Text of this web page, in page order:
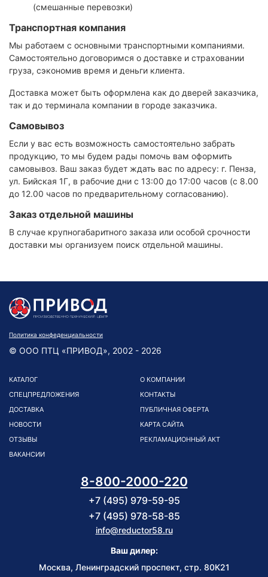
(смешанные перевозки)
Транспортная компания
Мы работаем с основными транспортными компаниями.
Самостоятельно договоримся о доставке и страховании
груза, сэкономив время и деньги клиента.
Доставка может быть оформлена как до дверей заказчика,
так и до терминала компании в городе заказчика.
Самовывоз
Если у вас есть возможность самостоятельно забрать
продукцию, то мы будем рады помочь вам оформить
самовывоз. Ваш заказ будет ждать вас по адресу: г. Пенза,
ул. Бийская 1Г, в рабочие дни с 13:00 до 17:00 часов (с 8.00
до 12.00 часов по предварительному согласованию).
Заказ отдельной машины
В случае крупногабаритного заказа или особой срочности
доставки мы организуем поиск отдельной машины.
Политика конфеденциальности
© ООО ПТЦ «ПРИВОД», 2002 - 2026
КАТАЛОГ
СПЕЦПРЕДЛОЖЕНИЯ
ДОСТАВКА
НОВОСТИ
ОТЗЫВЫ
ВАКАНСИИ
О КОМПАНИИ
КОНТАКТЫ
ПУБЛИЧНАЯ ОФЕРТА
КАРТА САЙТА
РЕКЛАМАЦИОННЫЙ АКТ
8-800-2000-220
+7 (495) 979-59-95
+7 (495) 978-58-85
info@reductor58.ru
Ваш дилер:
Москва, Ленинградский проспект, стр. 80К21